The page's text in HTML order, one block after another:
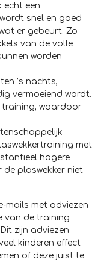
een
snel en goed
er gebeurt. Zo
van de volle
worden
’s nachts,
vermoeiend wordt.
waardoor
met
hogere
plaswekker niet
mails met adviezen
van de training
zijn adviezen
kinderen effect
of deze juist te